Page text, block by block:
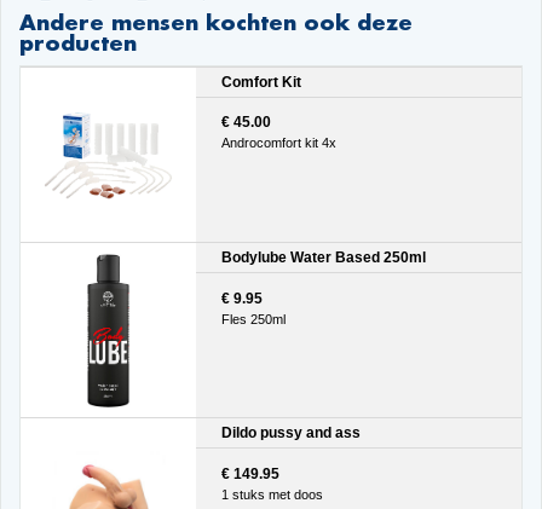
Andere mensen kochten ook deze
producten
Comfort Kit
€ 45.00
Androcomfort kit 4x
Bodylube Water Based 250ml
€ 9.95
Fles 250ml
Dildo pussy and ass
€ 149.95
1 stuks met doos